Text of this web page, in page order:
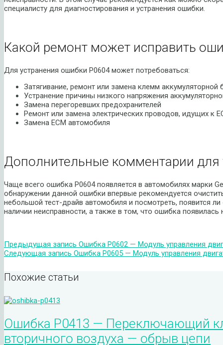
специалисту для диагностирования и устранения ошибки.
Какой ремонт может исправить
Для устранения ошибки P0604 может потребоваться:
Затягивание, ремонт или замена клемм аккумуляторной
Устранение причины низкого напряжения
Замена перегоревших предохранителей
Ремонт или замена электрических проводов, идущих к
Замена ECM автомобиля
Дополнительные комментарии для
Чаще всего ошибка P0604 появляется в автомобилях марки
обнаружении данной ошибки впервые рекомендуется
небольшой тест-драйв автомобиля и посмотреть, появится
наличии неисправности, а также в том, что ошибка появилась
Предыдущая запись Ошибка P0602 — Модуль управления
Следующая запись Ошибка P0605 — Модуль управления
Похожие статьи
Ошибка P0413 — Переключающий
вторичного воздуха — обрыв цепи